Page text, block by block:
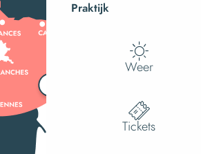
Praktijk
Weer
Tickets